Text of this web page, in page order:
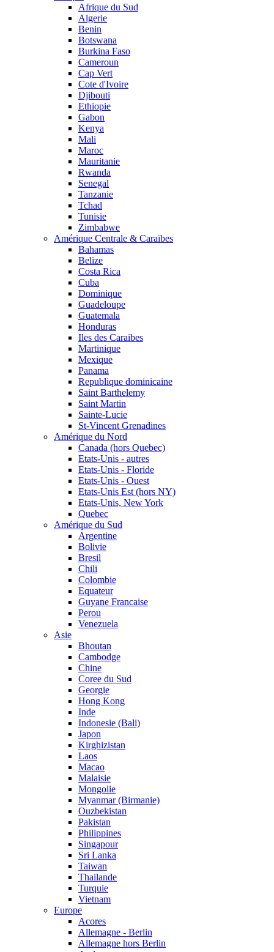
Afrique du Sud
Algerie
Benin
Botswana
Burkina Faso
Cameroun
Cap Vert
Cote d'Ivoire
Djibouti
Ethiopie
Gabon
Kenya
Mali
Maroc
Mauritanie
Rwanda
Senegal
Tanzanie
Tchad
Tunisie
Zimbabwe
Amérique Centrale & Caraïbes
Bahamas
Belize
Costa Rica
Cuba
Dominique
Guadeloupe
Guatemala
Honduras
Iles des Caraibes
Martinique
Mexique
Panama
Republique dominicaine
Saint Barthelemy
Saint Martin
Sainte-Lucie
St-Vincent Grenadines
Amérique du Nord
Canada (hors Quebec)
Etats-Unis - autres
Etats-Unis - Floride
Etats-Unis - Ouest
Etats-Unis Est (hors NY)
Etats-Unis, New York
Quebec
Amérique du Sud
Argentine
Bolivie
Bresil
Chili
Colombie
Equateur
Guyane Francaise
Perou
Venezuela
Asie
Bhoutan
Cambodge
Chine
Coree du Sud
Georgie
Hong Kong
Inde
Indonesie (Bali)
Japon
Kirghizistan
Laos
Macao
Malaisie
Mongolie
Myanmar (Birmanie)
Ouzbekistan
Pakistan
Philippines
Singapour
Sri Lanka
Taiwan
Thailande
Turquie
Vietnam
Europe
Acores
Allemagne - Berlin
Allemagne hors Berlin